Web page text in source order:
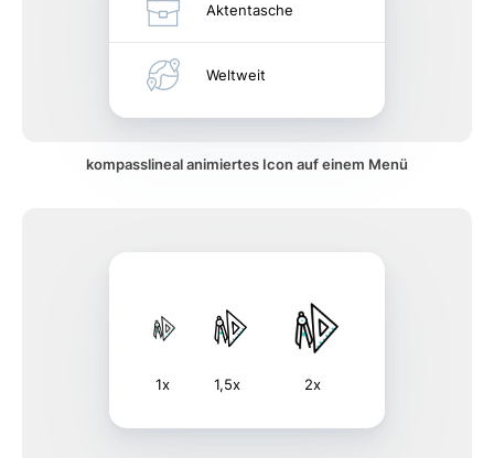
Aktentasche
Weltweit
kompasslineal animiertes Icon auf einem Menü
1x 1,5x 2x